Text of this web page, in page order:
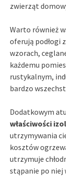
zwierząt
Warto również
oferują podłogi
wzorach,
każdemu
rustykalnym,
bardzo
Dodatkowym
właściwości
utrzymywania
kosztów
utrzymuje
stąpanie po niej